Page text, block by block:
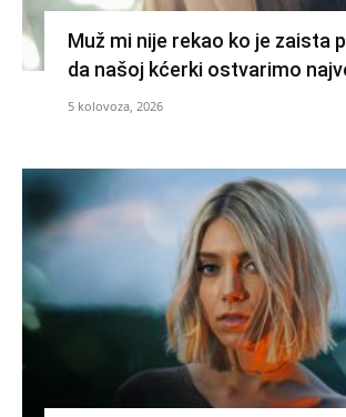
Muž mi nije rekao ko je zaista
da našoj kćerki ostvarimo
5 kolovoza, 2026